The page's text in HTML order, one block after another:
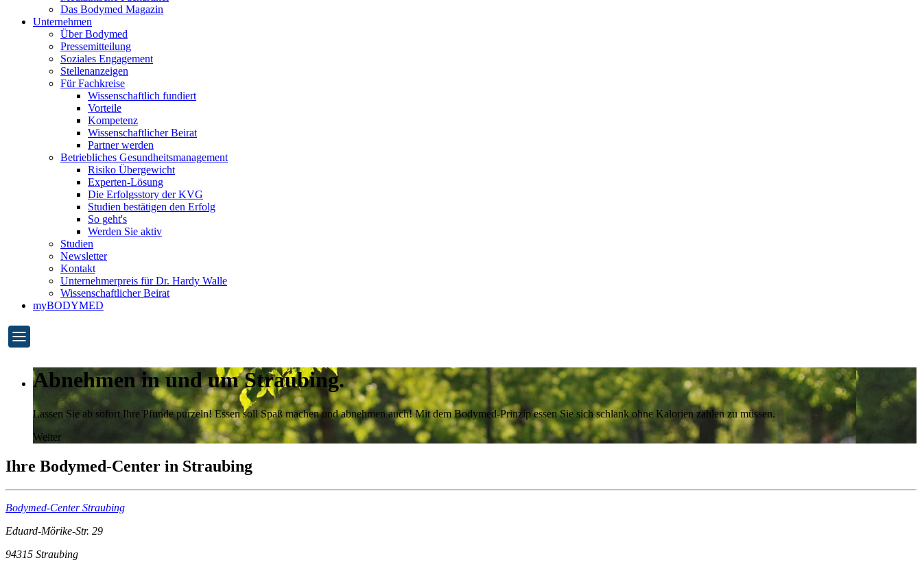
Das Bodymed Magazin
Unternehmen
Über Bodymed
Pressemitteilung
Soziales Engagement
Stellenanzeigen
Für Fachkreise
Wissenschaftlich fundiert
Vorteile
Kompetenz
Wissenschaftlicher Beirat
Partner werden
Betriebliches Gesundheitsmanagement
Risiko Übergewicht
Experten-Lösung
Die Erfolgsstory der KVG
Studien bestätigen den Erfolg
So geht's
Werden Sie aktiv
Studien
Newsletter
Kontakt
Unternehmerpreis für Dr. Hardy Walle
Wissenschaftlicher Beirat
myBODYMED
Abnehmen in und um Straubing.
Lassen Sie ab sofort Ihre Pfunde purzeln! Essen soll Spaß machen und abnehmen auch! Mit dem Bodymed-Prinzip essen Sie sich schlank ohne Kalorien zählen zu müssen.
Weiter
Ihre Bodymed-Center in Straubing
Bodymed-Center Straubing
Eduard-Mörike-Str. 29
94315 Straubing